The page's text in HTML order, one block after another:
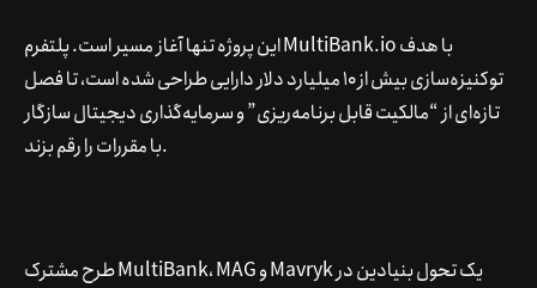
این پروژه تنها آغاز مسیر است. پلتفرم MultiBank.io با هدف
توکنیزه‌سازی بیش از ۱۰ میلیارد دلار دارایی طراحی شده است، تا فصل
تازه‌ای از “مالکیت قابل برنامه‌ریزی” و سرمایه‌گذاری دیجیتال سازگار
با مقررات را رقم بزند.
طرح مشترک MultiBank، MAG و Mavryk یک تحول بنیادین در